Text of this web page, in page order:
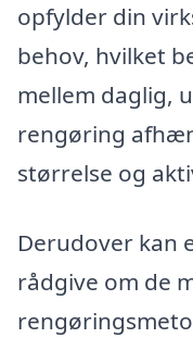
opfylder din
behov, hvilket
mellem daglig,
rengøring
størrelse og
Derudover kan
rådgive om de